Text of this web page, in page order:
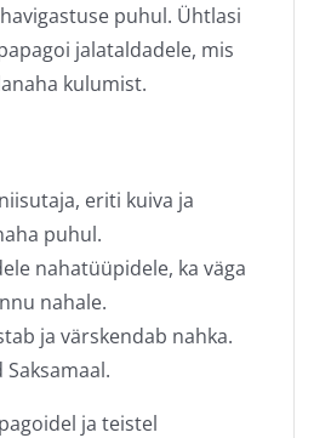
puhul. Ühtlasi
jalataldadele, mis
kulumist.
eriti kuiva ja
puhul.
nahatüüpidele, ka väga
nahale.
ja värskendab nahka.
ja teistel